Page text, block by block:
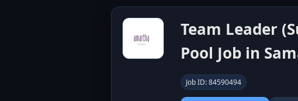
Team Leader
Pool Job in
Job ID: 84590494